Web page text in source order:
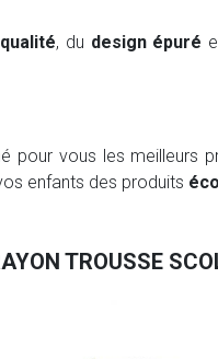
qualité, du design épuré
pour vous les meilleurs
enfants des produits
TROUSSE